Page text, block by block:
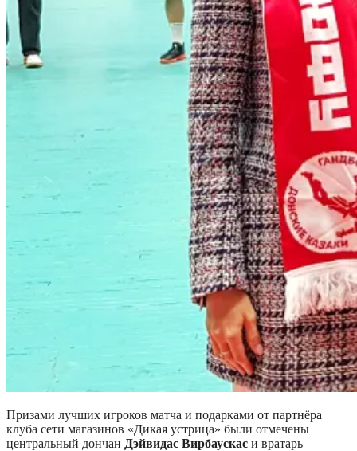
Призами лучших игроков матча и подарками от партнёра
клуба сети магазинов «Дикая устрица» были отмечены
центральный дончан Дэйвидас Вирбаускас и вратарь